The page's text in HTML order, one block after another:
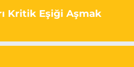
Kritik Eşiği Aşmak